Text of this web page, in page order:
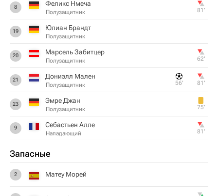
8 Феликс Нмеча
Полузащитник 81‎’‎
19 Юлиан Брандт
Полузащитник
20 Марсель Забитцер
Полузащитник 62‎’‎
21 Дониэлл Мален
Полузащитник 56‎’‎ 81‎’‎
23 Эмре Джан
Полузащитник 75‎’‎
9 Себастьен Алле
Нападающий 81‎’‎
Запасные
2 Матеу Морей